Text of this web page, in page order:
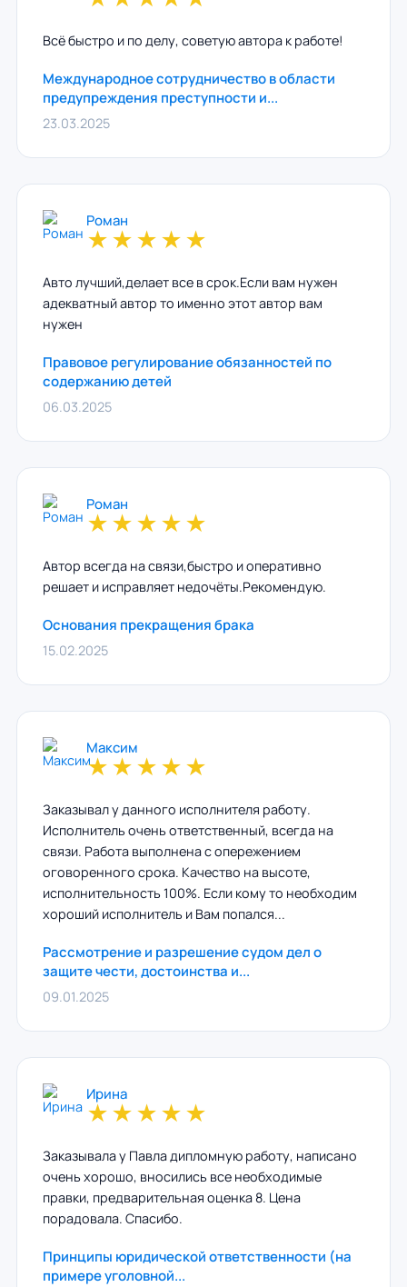
Всё быстро и по делу, советую автора к работе!
Международное сотрудничество в области
предупреждения преступности и...
23.03.2025
Роман
★★★★★
Авто лучший,делает все в срок.Если вам нужен
адекватный автор то именно этот автор вам
нужен
Правовое регулирование обязанностей по
содержанию детей
06.03.2025
Роман
★★★★★
Автор всегда на связи,быстро и оперативно
решает и исправляет недочёты.Рекомендую.
Основания прекращения брака
15.02.2025
Максим
★★★★★
Заказывал у данного исполнителя работу.
Исполнитель очень ответственный, всегда на
связи. Работа выполнена с опережением
оговоренного срока. Качество на высоте,
исполнительность 100%. Если кому то необходим
хороший исполнитель и Вам попался...
Рассмотрение и разрешение судом дел о
защите чести, достоинства и...
09.01.2025
Ирина
★★★★★
Заказывала у Павла дипломную работу, написано
очень хорошо, вносились все необходимые
правки, предварительная оценка 8. Цена
порадовала. Спасибо.
Принципы юридической ответственности (на
примере уголовной...